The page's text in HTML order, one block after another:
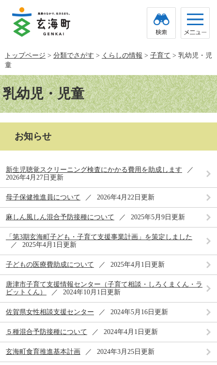
で
す。
ば
し
て
本
文
へ
トップページ > 分類でさがす > くらしの情報 > 子育て > 乳幼児・児
童
本
文乳幼児・児童
お知らせ
新生児聴覚スクリーニング検査にかかる費用を助成します
2026年4月27日更新
母子保健推進員について 2026年4月22日更新
麻しん風しん混合予防接種について 2025年5月9日更新
「第3期玄海町子ども・子育て支援事業計画」を策定しました
2025年4月1日更新
子どもの医療費助成について 2025年4月1日更新
唐津市子育て支援情報センター（子育て相談・しろくまくん・ラ
ビットくん）
2024年10月1日更新
佐賀県女性相談支援センター 2024年5月16日更新
５種混合予防接種について 2024年4月1日更新
玄海町食育推進基本計画 2024年3月25日更新